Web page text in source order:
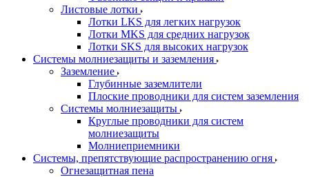
Листовые лотки
Лотки LKS для легких нагрузок
Лотки MKS для средних нагрузок
Лотки SKS для высоких нагрузок
Системы молниезащиты и заземления
Заземление
Глубинные заземлители
Плоские проводники для систем заземления
Системы молниезащиты
Круглые проводники для систем
молниезащиты
Молниеприемники
Системы, препятствующие распространению огня
Огнезащитная пена